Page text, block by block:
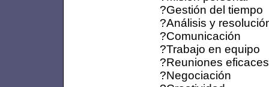
?Gestión del tiempo
?Análisis y
?Comunicación
?Trabajo en equipo
?Reuniones eficaces
?Negociación